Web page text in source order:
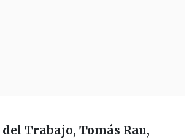
Trabajo, Tomás Rau,